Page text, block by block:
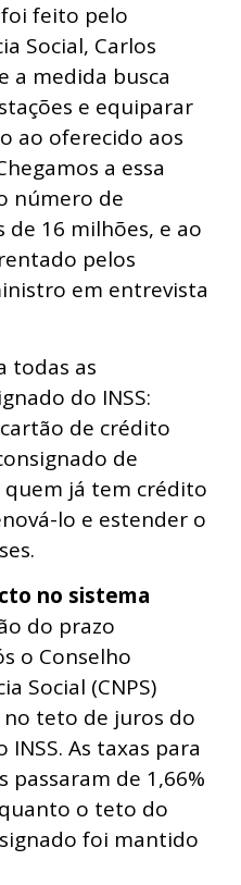
feito pelo
Social, Carlos
a medida busca
e equiparar
ao oferecido aos
a essa
número de
16 milhões, e ao
pelos
em entrevista
todas as
do INSS:
de crédito
de
quem já tem crédito
lo e estender o
no sistema
do prazo
o Conselho
Social (CNPS)
teto de juros do
As taxas para
passaram de 1,66%
o teto do
foi mantido